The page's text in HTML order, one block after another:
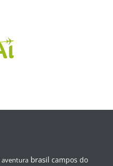
aventura brasil campos do